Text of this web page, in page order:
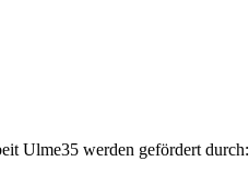
Ulme35 werden gefördert durch: